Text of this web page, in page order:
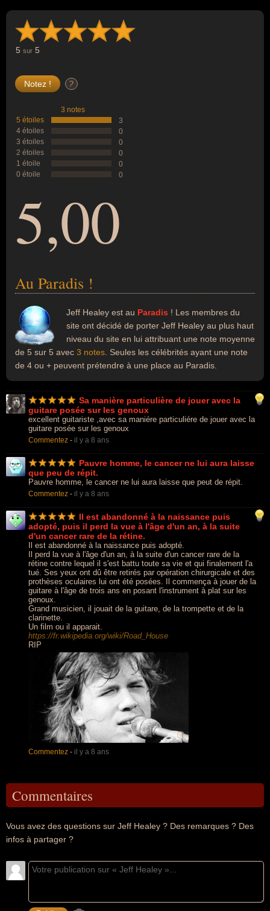
5 sur 5
?
3 notes
5 étoiles
3
4 étoiles
0
3 étoiles
0
2 étoiles
0
1 étoile
0
0 étoile
0
5,00
Au Paradis !
Jeff Healey est au Paradis ! Les membres du
site ont décidé de porter Jeff Healey au plus haut
niveau du site en lui attribuant une note moyenne
de 5 sur 5 avec 3 notes . Seules les célébrités ayant une note
de 4 ou + peuvent prétendre à une place au Paradis.
Sa manière particulière de jouer avec la
guitare posée sur les genoux
excellent guitariste ,avec sa maniére particuliére de jouer avec la
guitare posée sur les genoux
Commentez - il y a 8 ans
Pauvre homme, le cancer ne lui aura laisse
que peu de répit.
Pauvre homme, le cancer ne lui aura laisse que peut de répit.
Commentez - il y a 8 ans
Il est abandonné à la naissance puis
adopté, puis il perd la vue à l'âge d'un an, à la suite
d'un cancer rare de la rétine.
Il est abandonné à la naissance puis adopté.
Il perd la vue à l'âge d'un an, à la suite d'un cancer rare de la
rétine contre lequel il s'est battu toute sa vie et qui finalement l'a
tué. Ses yeux ont dû être retirés par opération chirurgicale et des
prothèses oculaires lui ont été posées. Il commença à jouer de la
guitare à l'âge de trois ans en posant l'instrument à plat sur les
genoux.
Grand musicien, il jouait de la guitare, de la trompette et de la
clarinette.
Un film ou il apparait.
https://fr.wikipedia.org/wiki/Road_House
RIP
Commentez - il y a 8 ans
Commentaires
Vous avez des questions sur Jeff Healey ? Des remarques ? Des
infos à partager ?